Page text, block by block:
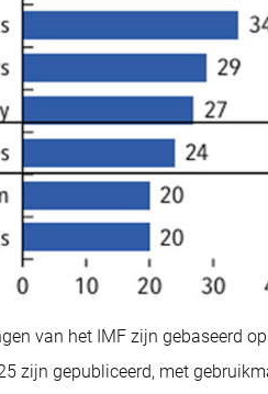
van het IMF zijn gebaseerd
zijn gepubliceerd, met